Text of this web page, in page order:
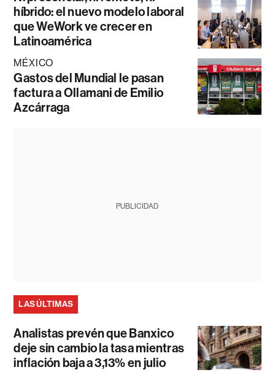
híbrido: el nuevo modelo laboral
que WeWork ve crecer en
Latinoamérica
MÉXICO
Gastos del Mundial le pasan
factura a Ollamani de Emilio
Azcárraga
PUBLICIDAD
LAS ÚLTIMAS
Analistas prevén que Banxico
deje sin cambio la tasa mientras
inflación baja a 3,13% en julio